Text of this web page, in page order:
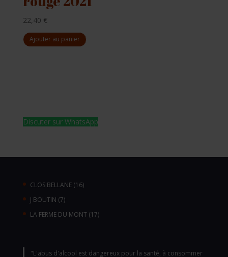
22,40 €
Ajouter au panier
Discuter sur WhatsApp
CLOS BELLANE 1616
J BOUTIN 77
produits
LA FERME DU MONT 1717
"L'abus d'alcool est dangereux pour la santé, à consommer